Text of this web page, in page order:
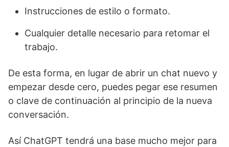
Instrucciones de estilo o formato.
Cualquier detalle necesario para retomar el
trabajo.
De esta forma, en lugar de abrir un chat nuevo y
empezar desde cero, puedes pegar ese resumen
o clave de continuación al principio de la nueva
conversación.
Así ChatGPT tendrá una base mucho mejor para